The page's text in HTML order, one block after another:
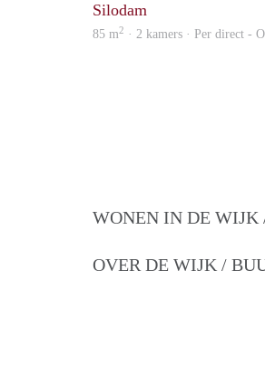
Silodam
85 m2 · 2 kamers · Per direct -
WONEN IN DE WIJK
OVER DE WIJK /